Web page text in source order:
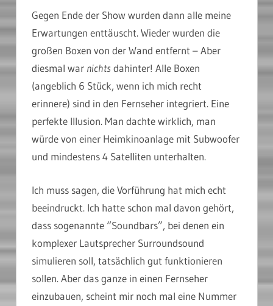
Gegen Ende der Show wurden dann alle meine
Erwartungen enttäuscht. Wieder wurden die
großen Boxen von der Wand entfernt – Aber
diesmal war nichts dahinter! Alle Boxen
(angeblich 6 Stück, wenn ich mich recht
erinnere) sind in den Fernseher integriert. Eine
perfekte Illusion. Man dachte wirklich, man
würde von einer Heimkinoanlage mit Subwoofer
und mindestens 4 Satelliten unterhalten.
Ich muss sagen, die Vorführung hat mich echt
beeindruckt. Ich hatte schon mal davon gehört,
dass sogenannte “Soundbars”, bei denen ein
komplexer Lautsprecher Surroundsound
simulieren soll, tatsächlich gut funktionieren
sollen. Aber das ganze in einen Fernseher
einzubauen, scheint mir noch mal eine Nummer